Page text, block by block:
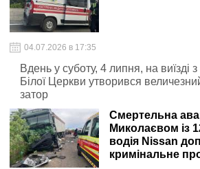
04.07.2026 в 17:35
Вдень у суботу, 4 липня, на виїзді
Білої Церкви утворився
затор
Смертельна
Миколаєвом із
водія Nissan
кримінальне